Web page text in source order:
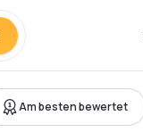
Am besten bewertet